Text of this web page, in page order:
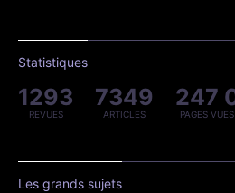
Statistiques
1293
REVUES
7349
ARTICLES
247
PAGES
Les grands sujets